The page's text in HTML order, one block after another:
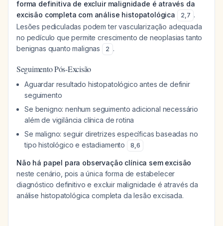
forma definitiva de excluir malignidade é através da
excisão completa com análise histopatológica
2,7 .
Lesões pediculadas podem ter vascularização adequada
no pedículo que permite crescimento de neoplasias tanto
benignas quanto malignas
2 .
Seguimento Pós-Excisão
Aguardar resultado histopatológico antes de definir
seguimento
Se benigno: nenhum seguimento adicional necessário
além de vigilância clínica de rotina
Se maligno: seguir diretrizes específicas baseadas no
tipo histológico e estadiamento
8,6
Não há papel para observação clínica sem excisão
neste cenário, pois a única forma de estabelecer
diagnóstico definitivo e excluir malignidade é através da
análise histopatológica completa da lesão excisada.